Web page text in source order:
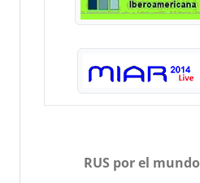
RUS por el mundo